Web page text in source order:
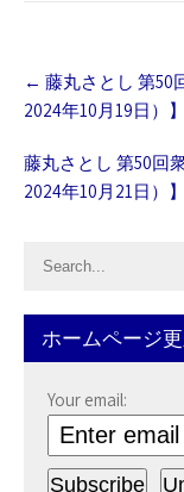
Post
navigation
← 藤丸さとし 第50
2024年10月19日）
藤丸さとし 第50回
2024年10月21日）
ホームページ
Your email: